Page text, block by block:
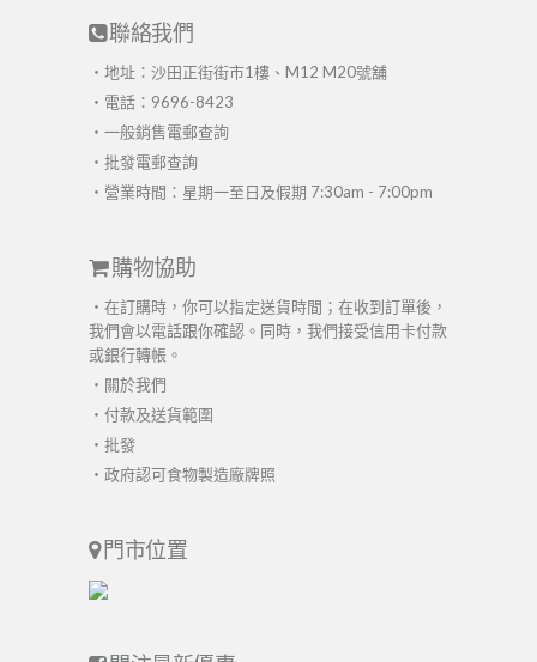
聯絡我們
・地址：沙田正街街市1樓、M12 M20號舖
・電話：9696-8423
・ 一般銷售電郵查詢
・ 批發電郵查詢
・營業時間：星期一至日及假期 7:30am - 7:00pm
購物協助
・在訂購時，你可以指定送貨時間；在收到訂單後，
我們會以電話跟你確認。同時，我們接受信用卡付款
或銀行轉帳。
・ 關於我們
・ 付款及送貨範圍
・ 批發
・ 政府認可食物製造廠牌照
門市位置